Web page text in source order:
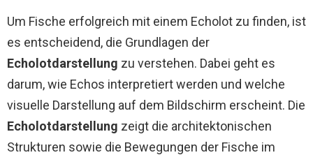
Um Fische erfolgreich mit einem Echolot zu finden, ist
es entscheidend, die Grundlagen der
Echolotdarstellung zu verstehen. Dabei geht es
darum, wie Echos interpretiert werden und welche
visuelle Darstellung auf dem Bildschirm erscheint. Die
Echolotdarstellung zeigt die architektonischen
Strukturen sowie die Bewegungen der Fische im